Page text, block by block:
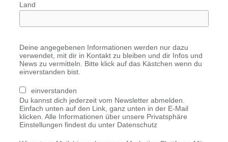
Land
Deine angegebenen Informationen werden nur dazu
verwendet, mit dir in Kontakt zu bleiben und dir Infos und
News zu vermitteln. Bitte klick auf das Kästchen wenn du
einverstanden bist.
einverstanden
Du kannst dich jederzeit vom Newsletter abmelden.
Einfach unten auf den Link, ganz unten in der E-Mail
klicken. Alle Informationen über unsere Privatsphäre
Einstellungen findest du unter Datenschutz